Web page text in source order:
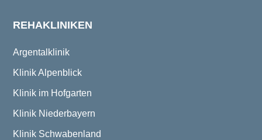
REHAKLINIKEN
Argentalklinik
Klinik Alpenblick
Klinik im Hofgarten
Klinik Niederbayern
Klinik Schwabenland